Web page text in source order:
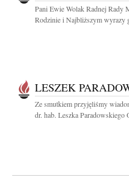
Pani Ewie Wolak Radnej Rady
Rodzinie i Najbliższym wyrazy
LESZEK
Ze smutkiem przyjęliśmy
dr. hab. Leszka Paradowskiego